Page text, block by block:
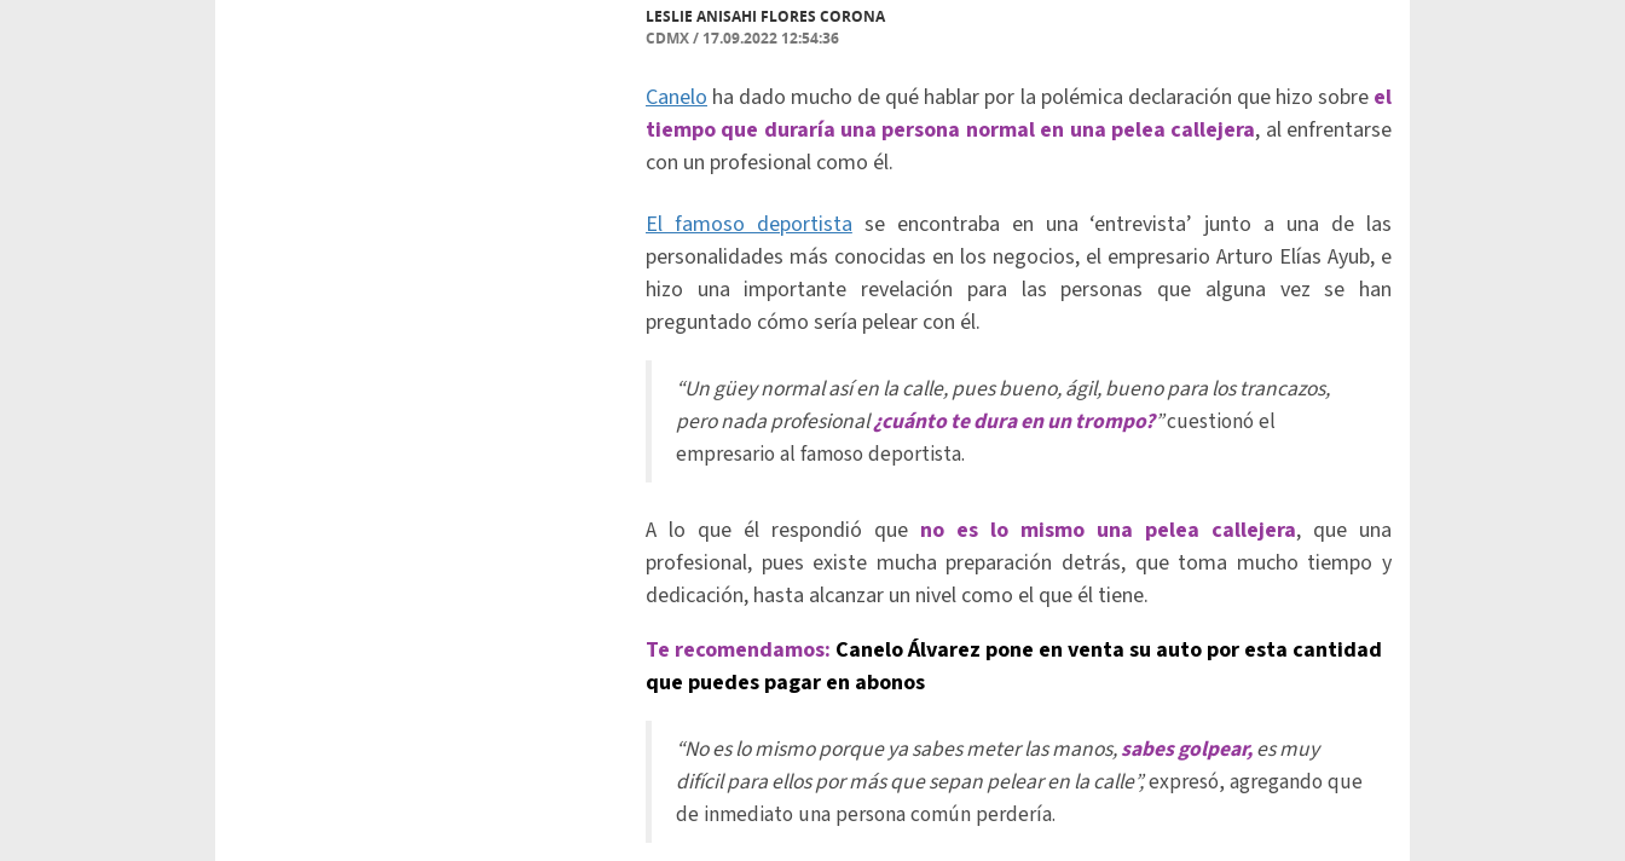
LESLIE ANISAHI FLORES CORONA
CDMX/ 17.09.2022 12:54:36
Canelo ha dado mucho de qué hablar por la polémica declaración que hizo sobre el
tiempo que duraría una persona normal en una pelea callejera, al enfrentarse
con un profesional como él.
El famoso deportistase encontraba en una ‘entrevista’ junto a una de las
personalidades más conocidas en los negocios, el empresario Arturo Elías Ayub, e
hizo una importante revelación para las personas que alguna vez se han
preguntado cómo sería pelear con él.
“Un güey normal así en la calle, pues bueno, ágil, bueno para los trancazos,
pero nada profesional¿cuánto te dura en un trompo?”cuestionó el
empresario al famoso deportista.
A lo que él respondió que no es lo mismo una pelea callejera, que una
profesional, pues existe mucha preparación detrás, que toma mucho tiempo y
dedicación, hasta alcanzar un nivel como el que él tiene.
Te recomendamos: Canelo Álvarez pone en venta su auto por esta cantidad
que puedes pagar en abonos
“No es lo mismo porque ya sabes meter las manos,sabes golpear,es muy
difícil para ellos por más que sepan pelear en la calle”,expresó, agregando que
de inmediato una persona común perdería.